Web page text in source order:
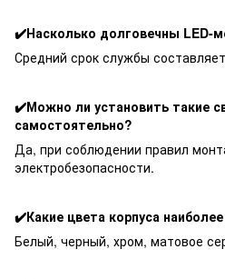
✔️Насколько долговечны LED-
Средний срок службы
✔️Можно ли установить такие
самостоятельно?
Да, при соблюдении правил
электробезопасности.
✔️Какие цвета корпуса
Белый, черный, хром, матовое